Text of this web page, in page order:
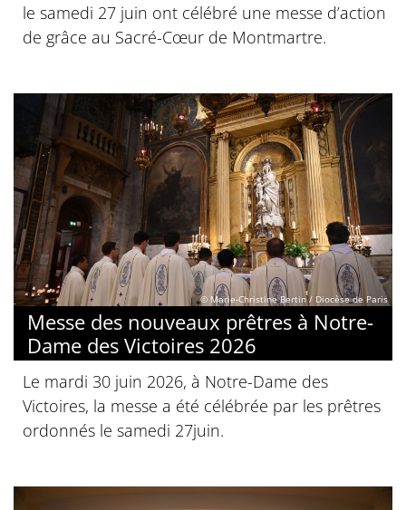
le samedi 27 juin ont célébré une messe d’action
de grâce au Sacré-Cœur de Montmartre.
© Marie-Christine Bertin / Diocèse de Paris
Messe des nouveaux prêtres à Notre-
Dame des Victoires 2026
Le mardi 30 juin 2026, à Notre-Dame des
Victoires, la messe a été célébrée par les prêtres
ordonnés le samedi 27juin.